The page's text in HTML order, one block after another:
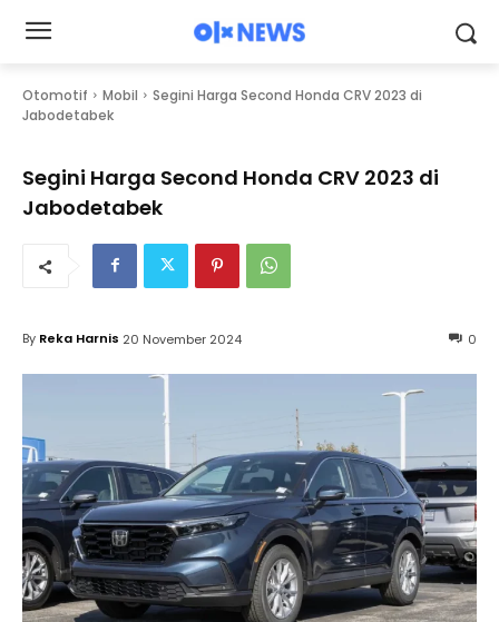
Otomotif Mobil
Segini Harga Second Honda CRV 2023 di
Jabodetabek
Segini Harga Second Honda CRV 2023 di
Jabodetabek
0
By Reka Harnis 20 November 2024